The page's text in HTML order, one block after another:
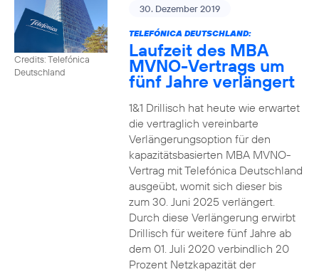
Credits: Telefónica
Deutschland
30. Dezember 2019
TELEFÓNICA DEUTSCHLAND:
Laufzeit des MBA
MVNO-Vertrags um
fünf Jahre verlängert
1&1 Drillisch hat heute wie erwartet
die vertraglich vereinbarte
Verlängerungsoption für den
kapazitätsbasierten MBA MVNO-
Vertrag mit Telefónica Deutschland
ausgeübt, womit sich dieser bis
zum 30. Juni 2025 verlängert.
Durch diese Verlängerung erwirbt
Drillisch für weitere fünf Jahre ab
dem 01. Juli 2020 verbindlich 20
Prozent Netzkapazität der